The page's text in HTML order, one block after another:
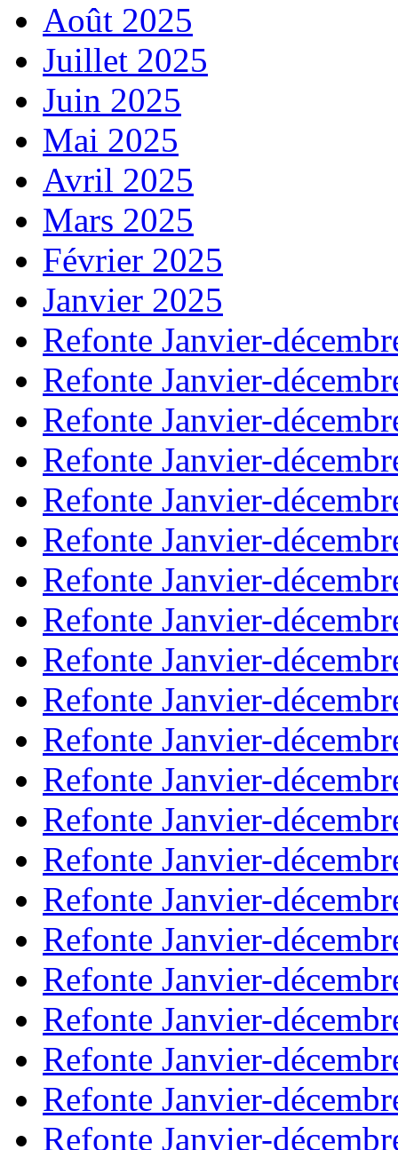
Août 2025
Juillet 2025
Juin 2025
Mai 2025
Avril 2025
Mars 2025
Février 2025
Janvier 2025
Refonte Janvier-
Refonte Janvier-
Refonte Janvier-
Refonte Janvier-
Refonte Janvier-
Refonte Janvier-
Refonte Janvier-
Refonte Janvier-
Refonte Janvier-
Refonte Janvier-
Refonte Janvier-
Refonte Janvier-
Refonte Janvier-
Refonte Janvier-
Refonte Janvier-
Refonte Janvier-
Refonte Janvier-
Refonte Janvier-
Refonte Janvier-
Refonte Janvier-
Refonte Janvier-